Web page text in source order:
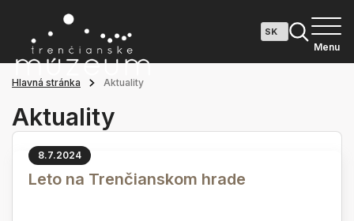
Menu
Hlavná stránka Aktuality
Aktuality
8.7.2024
Leto na Trenčianskom hrade